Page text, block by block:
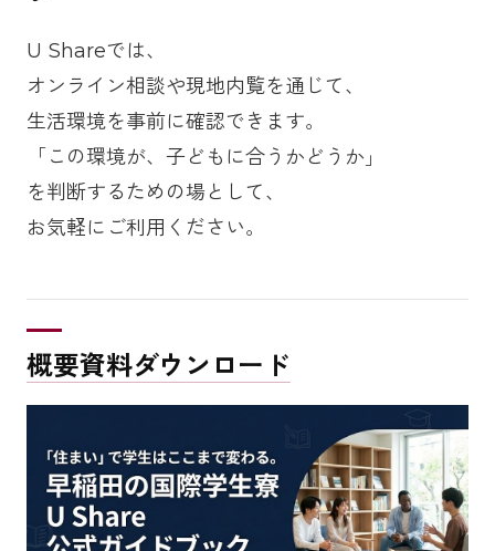
U Shareでは、
オンライン相談や現地内覧を通じて、
生活環境を事前に確認できます。
「この環境が、子どもに合うかどうか」
を判断するための場として、
お気軽にご利用ください。
概要資料ダウンロード